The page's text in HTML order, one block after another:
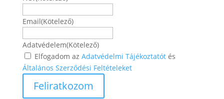
Email(Kötelező)
Adatvédelem(Kötelező)
Elfogadom az Adatvédelmi Tájékoztatótés
Általános Szerződési Feltételeket